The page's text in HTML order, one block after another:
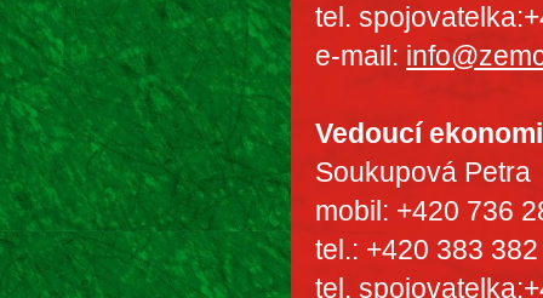
tel.
e-mail:
Vedoucí
Soukupová Petra
mobil: +420 736
tel.: +420 383
tel.